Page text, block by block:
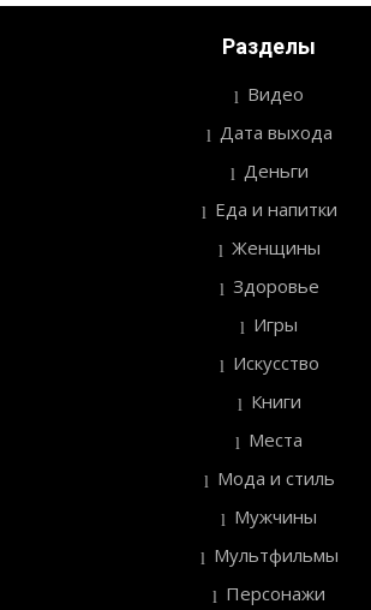
Разделы
Видео
Дата выхода
Деньги
Еда и напитки
Женщины
Здоровье
Игры
Искусство
Книги
Места
Мода и стиль
Мужчины
Мультфильмы
Персонажи